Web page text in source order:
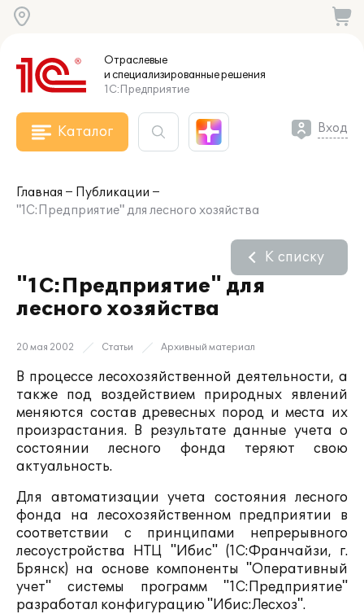
Отраслевые
и специализированныерешения
1С:Предприятие
Каталог Вход
Главная
Публикации
"1С:Предприятие" для лесного хозяйства
"1С:Предприятие" для
лесного хозяйства
К списку
20 мая 2002 Статьи Архивный материал
В процессе лесохозяйственной деятельности, а
также под воздействием природных явлений
меняются состав древесных пород и места их
произрастания. В результате данные учета о
состоянии лесного фонда теряют свою
актуальность.
Для автоматизации учета состояния лесного
фонда на лесохозяйственном предприятии в
соответствии с принципами непрерывного
лесоустройства НТЦ "Ибис" (1С:Франчайзи, г.
Брянск) на основе компоненты "Оперативный
учет" системы программ "1С:Предприятие"
разработал конфигурацию "Ибис:Лесхоз".